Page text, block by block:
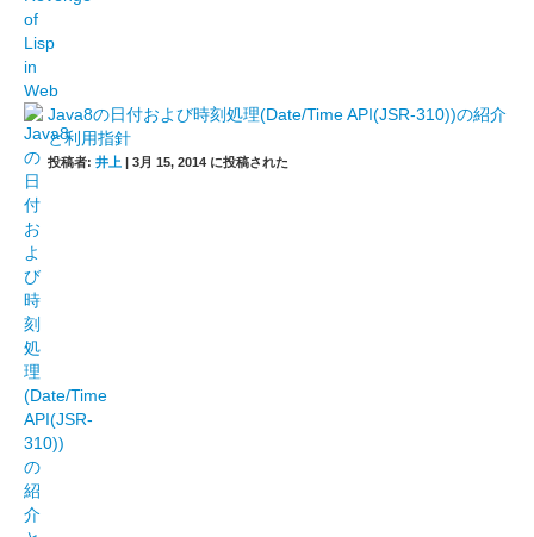
Java8の日付および時刻処理(Date/Time API(JSR-310))の紹介
と利用指針
投稿者: 井上 | 3月 15, 2014 に投稿された